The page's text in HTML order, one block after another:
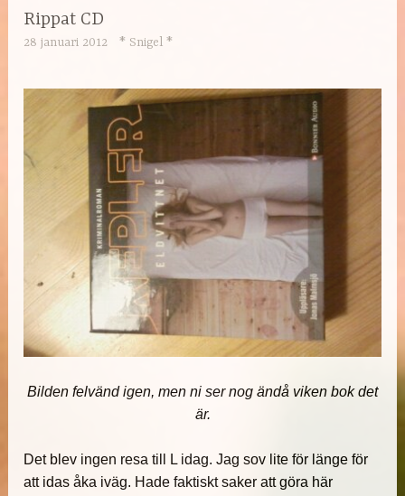
Rippat CD
28 januari 2012 * Snigel *
Bilden felvänd igen, men ni ser nog ändå viken bok det
är.
Det blev ingen resa till L idag. Jag sov lite för länge för
att idas åka iväg. Hade faktiskt saker att göra här